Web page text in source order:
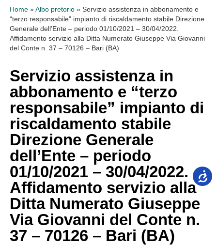
Home » Albo pretorio » Servizio assistenza in abbonamento e
“terzo responsabile” impianto di riscaldamento stabile Direzione
Generale dell’Ente – periodo 01/10/2021 – 30/04/2022.
Affidamento servizio alla Ditta Numerato Giuseppe Via Giovanni
del Conte n. 37 – 70126 – Bari (BA)
Servizio assistenza in
abbonamento e “terzo
responsabile” impianto di
riscaldamento stabile
Direzione Generale
dell’Ente – periodo
01/10/2021 – 30/04/2022.
Affidamento servizio alla
Ditta Numerato Giuseppe
Via Giovanni del Conte n.
37 – 70126 – Bari (BA)